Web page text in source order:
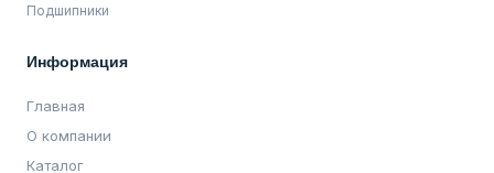
Подшипники
Информация
Главная
О компании
Каталог